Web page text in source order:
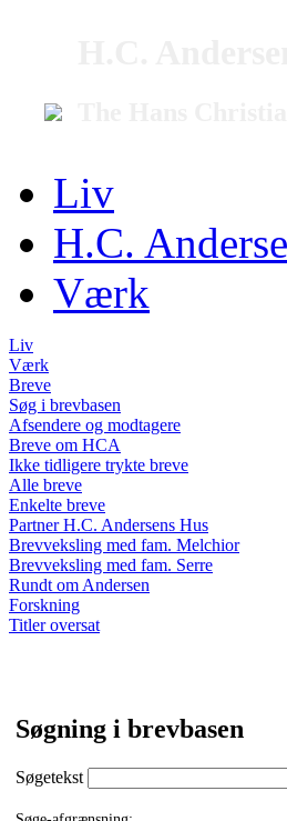
Liv
H.C.
Værk
Liv
Værk
Breve
Søg i brevbasen
Afsendere og modtagere
Breve om HCA
Ikke tidligere trykte breve
Alle breve
Enkelte breve
Partner H.C. Andersens Hus
Brevveksling med fam. Melchior
Brevveksling med fam. Serre
Rundt om Andersen
Forskning
Titler oversat
Søgning i brevbasen
Søgetekst